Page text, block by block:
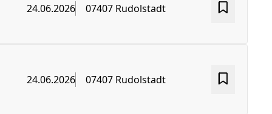
24.06.2026 07407 Rudolstadt
24.06.2026 07407 Rudolstadt